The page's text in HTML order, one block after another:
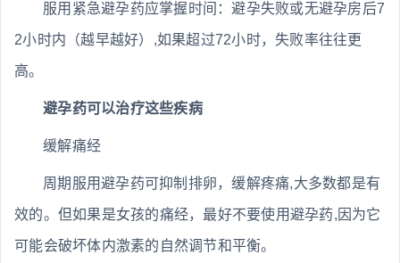
服用紧急避孕药应掌握时间：避孕失败或无避孕房后7
2小时内（越早越好）,如果超过72小时，失败率往往更
高。
避孕药可以治疗这些疾病
缓解痛经
周期服用避孕药可抑制排卵，缓解疼痛,大多数都是有
效的。但如果是女孩的痛经，最好不要使用避孕药,因为它
可能会破坏体内激素的自然调节和平衡。